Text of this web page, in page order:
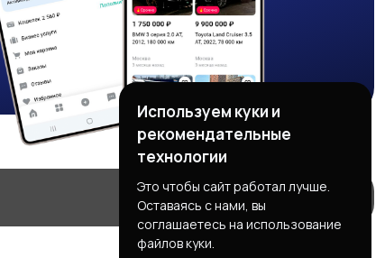
Используем куки и
рекомендательные
технологии
Это чтобы сайт работал лучше.
Оставаясь с нами, вы
соглашаетесь на использование
файлов куки.